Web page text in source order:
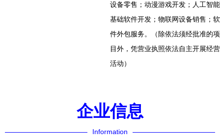
设备零售；动漫游戏开发；人工智能
基础软件开发；物联网设备销售；软
件外包服务。（除依法须经批准的项
目外，凭营业执照依法自主开展经营
活动）
企业信息
Information